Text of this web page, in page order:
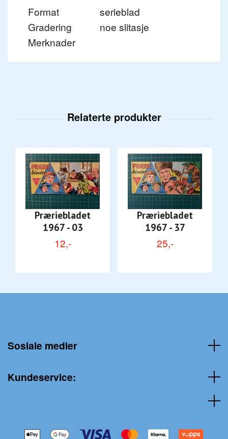
Format
serieblad
Gradering
noe slitasje
Merknader
Præriebladet
1967 - 03
12,-
Præriebladet
1967 - 37
25,-
Sosiale medier
Kundeservice: